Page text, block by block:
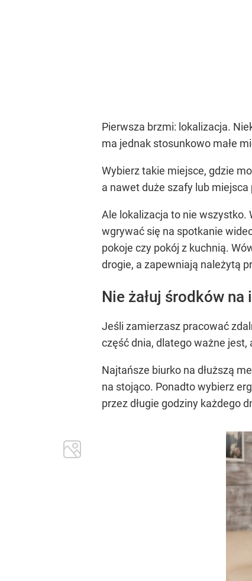
Pierwsza brzmi: lokalizacja.
ma jednak stosunkowo małe
Wybierz takie miejsce, gdzie
a nawet duże szafy lub
Ale lokalizacja to nie wszystko.
wgrywać się na spotkanie
pokoje czy pokój z kuchnią.
drogie, a zapewniają należytą
Nie żałuj środków
Jeśli zamierzasz pracować
część dnia, dlatego ważne
Najtańsze biurko na dłuższą
na stojąco. Ponadto wybierz
przez długie godziny każdego